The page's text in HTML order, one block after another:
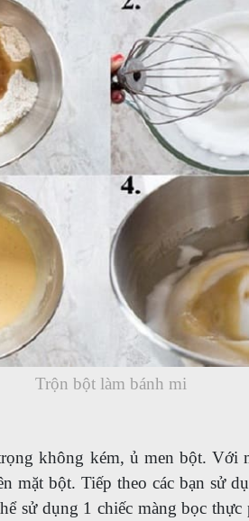
Trộn bột làm bánh mi
không kém, ủ men bột. Với
mặt bột. Tiếp theo các bạn sử
sử dụng 1 chiếc màng bọc